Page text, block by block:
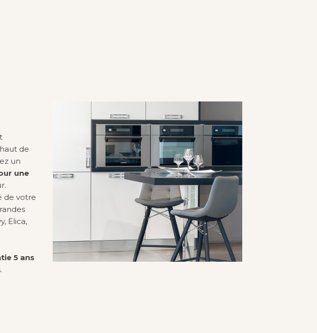
de
un
une
de votre
Elica,
5 ans